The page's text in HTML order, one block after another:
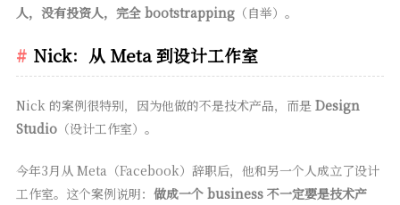
人，没有投资人，完全 bootstrapping（自举）。
Nick：从 Meta 到设计工作室
Nick 的案例很特别，因为他做的不是技术产品，而是 Design
Studio（设计工作室）。
今年3月从 Meta（Facebook）辞职后，他和另一个人成立了设计
工作室。这个案例说明： 做成一个 business 不一定要是技术产